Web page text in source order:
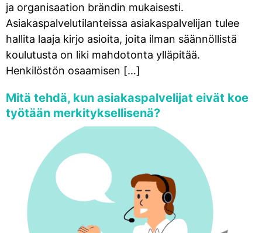
ja organisaation brändin mukaisesti.
Asiakaspalvelutilanteissa asiakaspalvelijan tulee
hallita laaja kirjo asioita, joita ilman säännöllistä
koulutusta on liki mahdotonta ylläpitää.
Henkilöstön osaamisen […]
Mitä tehdä, kun asiakaspalvelijat eivät koe
työtään merkityksellisenä?